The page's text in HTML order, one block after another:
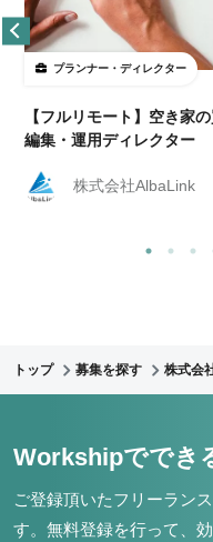
プランナー・ディレクター
【フルリモート】空き家
編集・運用ディレクター
株式会社AlbaLink
トップ 募集を探す 株式会
Workshipででき
ご登録頂いたフリーラン
す。 無料登録を行って、